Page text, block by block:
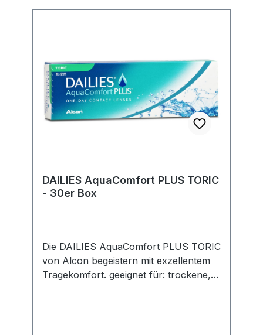
DAILIES AquaComfort PLUS TORIC
- 30er Box
Die DAILIES AquaComfort PLUS TORIC
von Alcon begeistern mit exzellentem
Tragekomfort. geeignet für: trockene,